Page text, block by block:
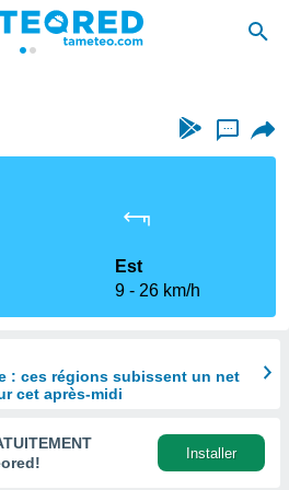
...
Est
9
26 km/h
: ces régions subissent un net
cet après-midi
Installer